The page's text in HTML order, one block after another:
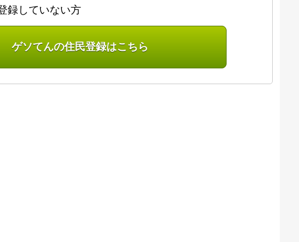
録していない方
ゲソてんの住民登録はこちら